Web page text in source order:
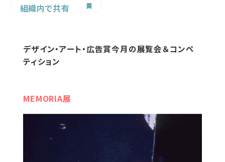
組織内で共有
デザイン・アート・広告賞今月の展覧会＆コンペ
ティション
MEMORIA展